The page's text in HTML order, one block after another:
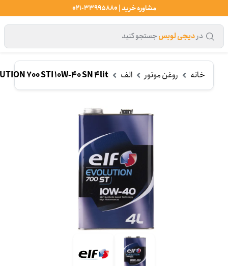
مشاوره خرید | 33995880-021
دردیجی لوبسجستجو کنید
خانه روغن موتور الف 700 STI 10W-40 SN 4lit